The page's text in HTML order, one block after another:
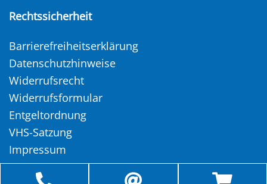
Rechtssicherheit
Barrierefreiheitserklärung
Datenschutzhinweise
Widerrufsrecht
Widerrufsformular
Entgeltordnung
VHS-Satzung
Impressum